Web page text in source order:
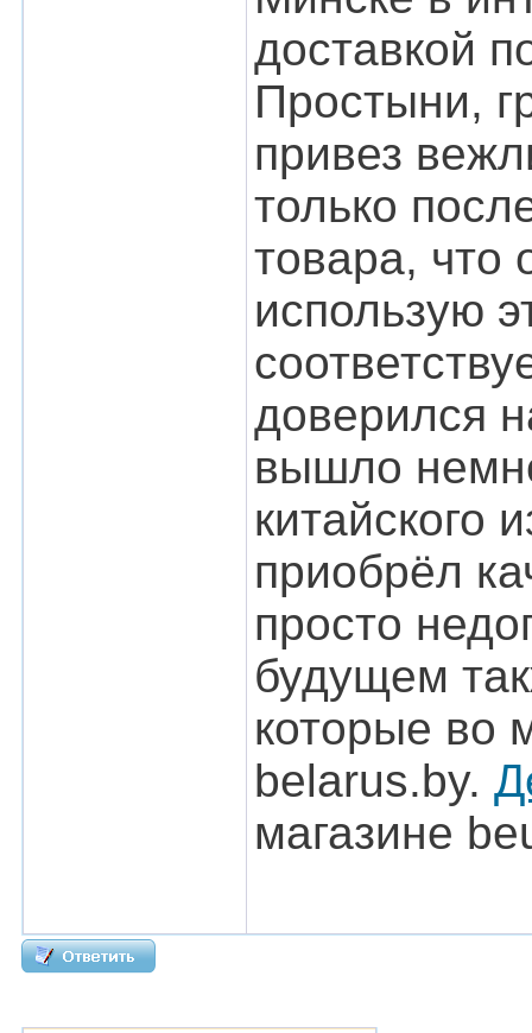
доставкой
Простыни,
привез
только
товара, что
использую
доверился
вышло
китайского
приобрёл
просто
будущем
которые во
belarus.by.
магазине